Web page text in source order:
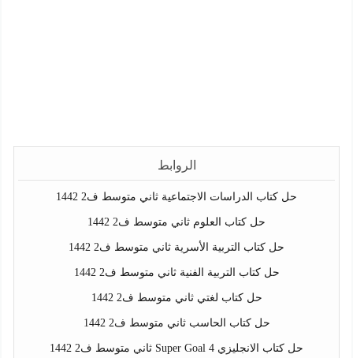
الروابط
حل كتاب الدراسات الاجتماعية ثاني متوسط ف2 1442
حل كتاب العلوم ثاني متوسط ف2 1442
حل كتاب التربية الأسرية ثاني متوسط ف2 1442
حل كتاب التربية الفنية ثاني متوسط ف2 1442
حل كتاب لغتي ثاني متوسط ف2 1442
حل كتاب الحاسب ثاني متوسط ف2 1442
حل كتاب الانجليزي Super Goal 4 ثاني متوسط ف2 1442